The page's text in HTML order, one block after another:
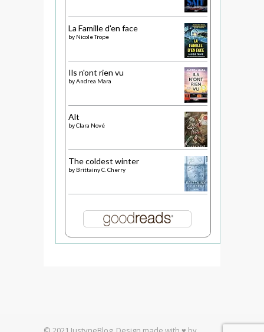
La Famille d'en face
by Nicole Trope
Ils n'ont rien vu
byAndrea Mara
Alt
byClara Nové
The coldest winter
by Brittainy C. Cherry